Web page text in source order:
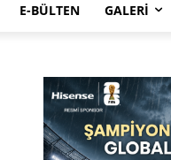
E-BÜLTEN GALERI